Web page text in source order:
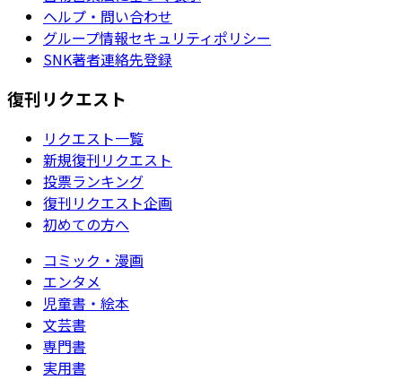
ヘルプ・問い合わせ
グループ情報セキュリティポリシー
SNK著者連絡先登録
復刊リクエスト
リクエスト一覧
新規復刊リクエスト
投票ランキング
復刊リクエスト企画
初めての方へ
コミック・漫画
エンタメ
児童書・絵本
文芸書
専門書
実用書